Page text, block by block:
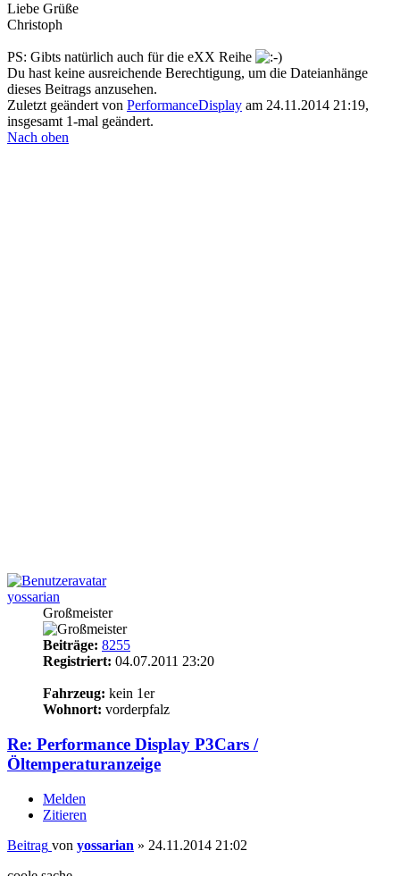
Liebe Grüße
Christoph
PS: Gibts natürlich auch für die eXX Reihe
Du hast keine ausreichende Berechtigung, um die Dateianhänge
dieses Beitrags anzusehen.
Zuletzt geändert von PerformanceDisplay am 24.11.2014 21:19,
insgesamt 1-mal geändert.
Nach oben
yossarian
Großmeister
Beiträge: 8255
Registriert: 04.07.2011 23:20
Fahrzeug: kein 1er
Wohnort: vorderpfalz
Re: Performance Display P3Cars /
Öltemperaturanzeige
Melden
Zitieren
Beitrag von yossarian » 24.11.2014 21:02